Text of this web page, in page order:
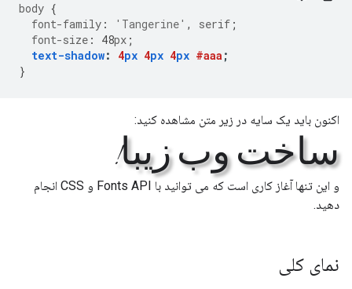
body {
font-family : 'Tangerine' , serif ;
font-size : 48px ;
text-shadow: 4px 4px 4px #aaa ;
}
اکنون باید یک سایه در زیر متن مشاهده کنید:
ساخت وب زیبا!
و این تنها آغاز کاری است که می توانید با Fonts API و CSS انجام
دهید.
نمای کلی